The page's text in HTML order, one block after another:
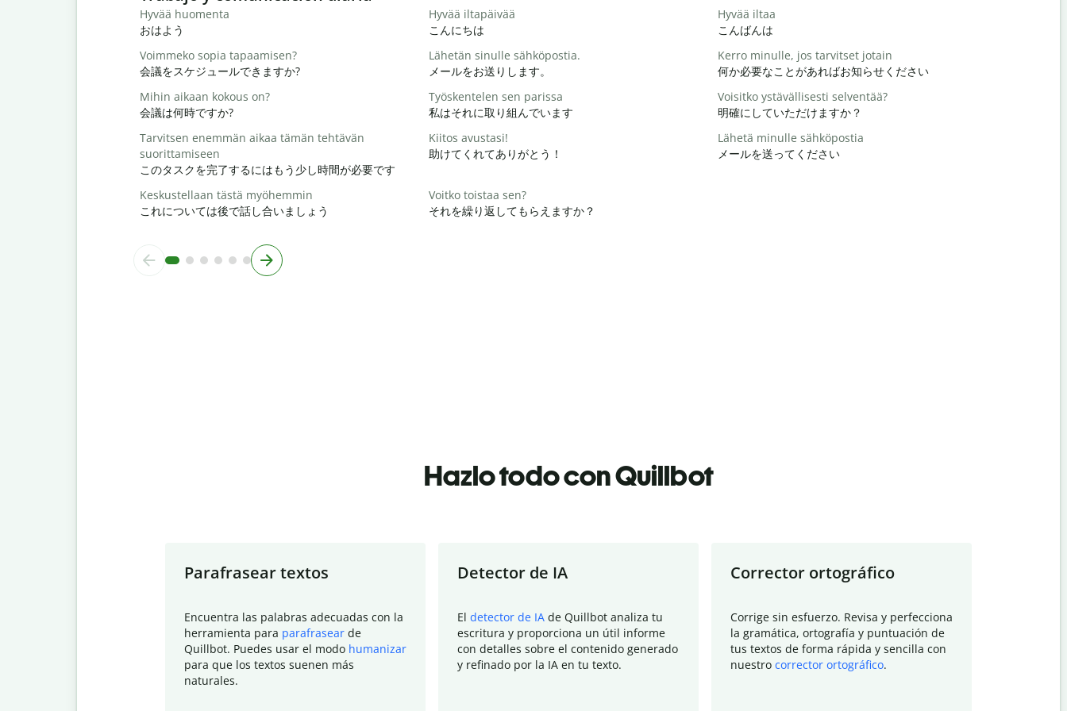
Hyvää huomenta
おはよう
Hyvää iltapäivää
こんにちは
Hyvää iltaa
こんばんは
Voimmeko sopia tapaamisen?
会議をスケジュールできますか?
Lähetän sinulle sähköpostia.
メールをお送りします。
Kerro minulle, jos tarvitset jotain
何か必要なことがあればお知らせください
Mihin aikaan kokous on?
会議は何時ですか?
Työskentelen sen parissa
私はそれに取り組んでいます
Voisitko ystävällisesti selventää?
明確にしていただけますか？
Tarvitsen enemmän aikaa tämän tehtävän
suorittamiseen
このタスクを完了するにはもう少し時間が必要です
Kiitos avustasi!
助けてくれてありがとう！
Lähetä minulle sähköpostia
メールを送ってください
Keskustellaan tästä myöhemmin
これについては後で話し合いましょう
Voitko toistaa sen?
それを繰り返してもらえますか？
Hazlo todo con Quillbot
Parafrasear textos
Encuentra las palabras adecuadas con la
herramienta para parafrasear de
Quillbot. Puedes usar el modo humanizar
para que los textos suenen más
naturales.
Detector de IA
El detector de IA de Quillbot analiza tu
escritura y proporciona un útil informe
con detalles sobre el contenido generado
y refinado por la IA en tu texto.
Corrector ortográfico
Corrige sin esfuerzo. Revisa y perfecciona
la gramática, ortografía y puntuación de
tus textos de forma rápida y sencilla con
nuestro corrector ortográfico.